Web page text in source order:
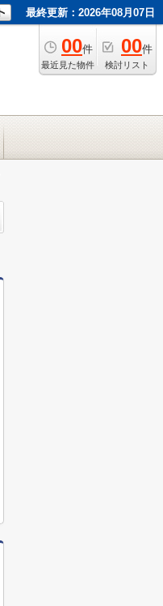
最終更新：2026年08月07日
00件
最近見た物件
00件
検討リスト